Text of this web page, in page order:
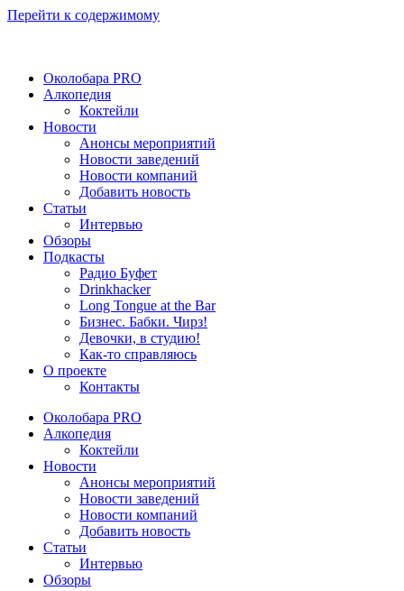
Перейти к содержимому
Околобара PRO
Алкопедия
Коктейли
Новости
Анонсы мероприятий
Новости заведений
Новости компаний
Добавить новость
Статьи
Интервью
Обзоры
Подкасты
Радио Буфет
Drinkhacker
Long Tongue at the Bar
Бизнес. Бабки. Чирз!
Девочки, в студию!
Как-то справляюсь
О проекте
Контакты
Околобара PRO
Алкопедия
Коктейли
Новости
Анонсы мероприятий
Новости заведений
Новости компаний
Добавить новость
Статьи
Интервью
Обзоры